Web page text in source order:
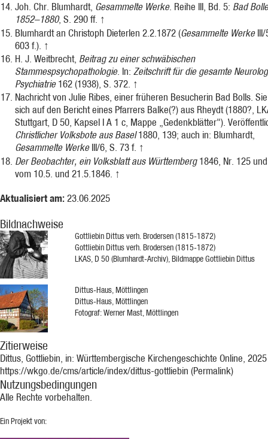
Joh. Chr. Blumhardt, Gesammelte Werke. Reihe III, Bd. 5: Bad
1852–1880, S. 290 ff. ↑
Blumhardt an Christoph Dieterlen 2.2.1872 (Gesammelte WerkeIII/
603 f.). ↑
H. J. Weitbrecht, Beitrag zu einer schwäbischen
Stammespsychopathologie. In: Zeitschrift für die gesamte
Psychiatrie 162 (1938), S. 372. ↑
Nachricht von Julie Ribes, einer früheren Besucherin Bad Bolls.
sich auf den Bericht eines Pfarrers Balke(?) aus Rheydt (1880?,
Stuttgart, D 50, Kapsel I A 1 c, Mappe „Gedenkblätter").
Christlicher Volksbote aus Basel1880, 139; auch in: Blumhardt,
Gesammelte Werke III/6, S. 73 f. ↑
Der Beobachter, ein Volksblatt aus Württemberg1846, Nr. 125
vom 10.5. und 21.5.1846. ↑
Aktualisiert am: 23.06.2025
Bildnachweise
Gottliebin Dittus verh. Brodersen (1815-1872)
Gottliebin Dittus verh. Brodersen (1815-1872)
LKAS, D 50 (Blumhardt-Archiv), Bildmappe Gottliebin Dittus
Dittus-Haus, Möttlingen
Dittus-Haus, Möttlingen
Fotograf: Werner Mast, Möttlingen
Zitierweise
Dittus, Gottliebin, in: Württembergische Kirchengeschichte Online, 2025
https://wkgo.de/cms/article/index/dittus-gottliebin (Permalink)
Nutzungsbedingungen
Alle Rechte vorbehalten.
Ein Projekt von: